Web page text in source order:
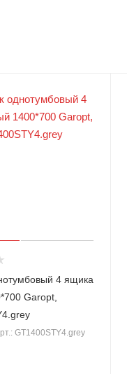
4 ящика
Garopt,
GT1400STY4.grey